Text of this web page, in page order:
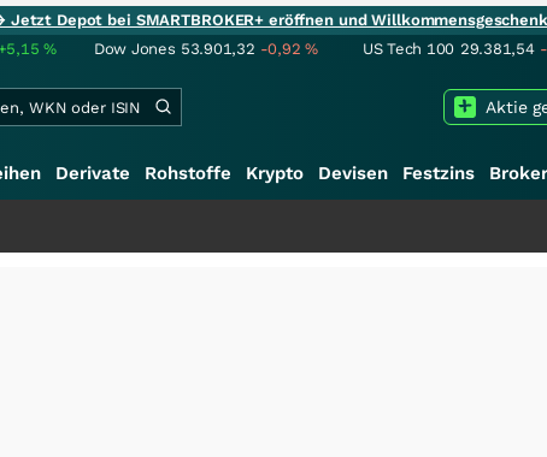
Jetzt Depot bei SMARTBROKER+ eröffnen und
+5,15% Dow Jones 53.901,32 -0,92% US Tech 100 29.381,54
Aktie
Derivate Rohstoffe Krypto Devisen Festzins